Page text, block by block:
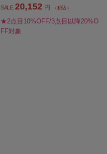
SALE 20,152 円 （税込）
★2点目10%OFF/3点目以降20%O
FF対象